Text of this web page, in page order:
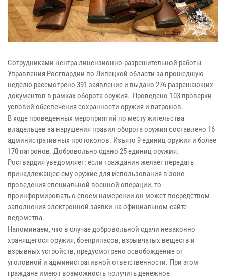
Сотрудниками центра лицензионно-разрешительной работы
Управления Росгвардии по Липецкой области за прошедшую
неделю рассмотрено 391 заявление и выдано 276 разрешающих
документов в рамках оборота оружия. Проведено 103 проверки
условий обеспечения сохранности оружия и патронов.
В ходе проведенных мероприятий по месту жительства
владельцев за нарушения правил оборота оружия составлено 16
административных протоколов. Изъято 9 единиц оружия и более
170 патронов. Добровольно сдано 25 единиц оружия.
Росгвардия уведомляет: если гражданин желает передать
принадлежащее ему оружие для использования в зоне
проведения специальной военной операции, то
проинформировать о своем намерении он может посредством
заполнения электронной заявки на официальном сайте
ведомства.
Напоминаем, что в случае добровольной сдачи незаконно
хранящегося оружия, боеприпасов, взрывчатых веществ и
взрывных устройств, предусмотрено освобождение от
уголовной и административной ответственности. При этом
граждане имеют возможность получить денежное